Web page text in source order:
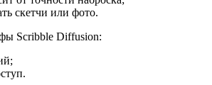
скетчи или фото.
Scribble Diffusion: